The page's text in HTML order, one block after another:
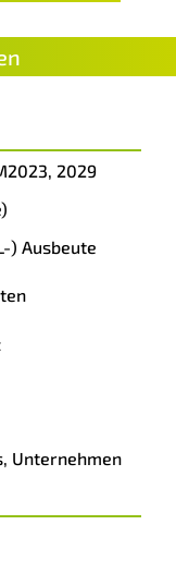
2029
) Ausbeute
Unternehmen